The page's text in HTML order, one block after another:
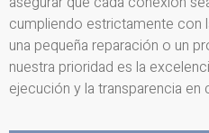
cumpliendo estrictamente con
una pequeña reparación o un
nuestra prioridad es la
ejecución y la transparencia en